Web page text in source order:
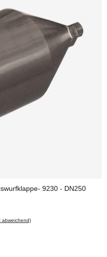
9230 - DN250
abweichend)